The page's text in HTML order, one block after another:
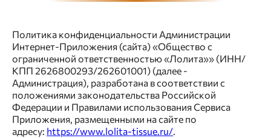
Политика конфиденциальности Администрации
Интернет-Приложения (сайта) «Общество с
ограниченной ответственностью «Лолита»» (ИНН/
КПП 2626800293/262601001) (далее -
Администрация), разработана в соответствии с
положениями законодательства Российской
Федерации и Правилами использования Сервиса
Приложения, размещенными на сайте по
адресу: https://www.lolita-tissue.ru/.